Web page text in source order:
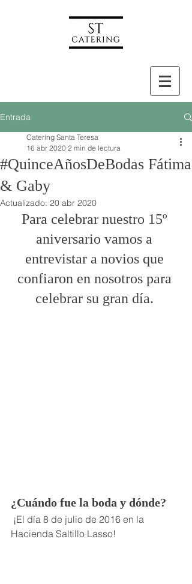
Entrada
#QuinceAñosDeBodas Fátima
& Gaby
Catering Santa Teresa
16 abr 2020 2 min de lectura
Actualizado: 20 abr 2020
Para celebrar nuestro 15º
aniversario vamos a
entrevistar a novios que
confiaron en nosotros para
celebrar su gran día.
¿Cuándo fue la boda y dónde?
¡El día 8 de julio de 2016 en la
Hacienda Saltillo Lasso!